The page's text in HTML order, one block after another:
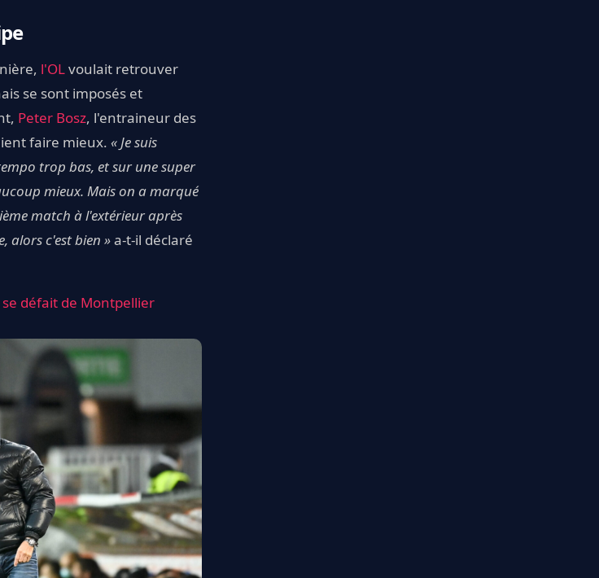
l'OLvoulait retrouver
se sont imposés et
Peter Bosz, l'entraineur des
faire mieux. « Je suis
trop bas, et sur une super
mieux. Mais on a marqué
match à l'extérieur après
alors c'est bien »a-t-il déclaré
se défait de Montpellier